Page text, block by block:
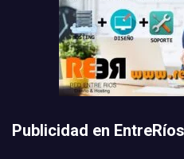
Publicidad en